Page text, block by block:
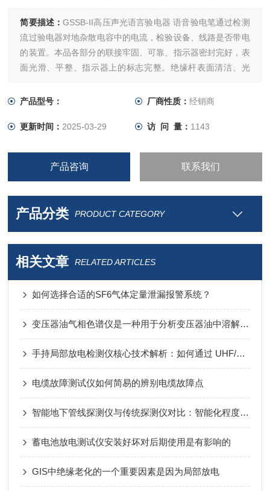
简要描述：GSSB-II高压声光语言验电器 语音验电笔通过检测
流过验电器对地杂散电容中的电流，检验设备、线路是否带电
的装置。本品各部分的联接牢固、可靠、指示器密封完好，表
面光滑、平整、指示器上的标志完整。绝缘杆表面清洁、光
自检功能、待机时间长等特点。
产品型号： 厂商性质： 经销商
更新时间： 2025-03-29 访 问 量： 1143
产品咨询 联系我们
产品分类 PRODUCT CATEGORY
相关文章 RELATED ARTICLES
如何选择合适的SF6气体定量泄漏报警系统？
变压器油气相色谱仪是一种用于分析变压器油中溶解气体的气相色谱仪
手持局部放电检测仪核心技术解析：如何通过 UHF/超声波实现电力设备隐患早期识别？
电缆故障测试仪如何简易的辨别电缆故障点
智能地下管线探测仪与传统探测仪对比：智能化程度、效率与准确率深度评测
蓄电池放电测试仪安装好坏对后期使用是有影响的
GIS中绝缘老化的一个重要因素是因为局部放电